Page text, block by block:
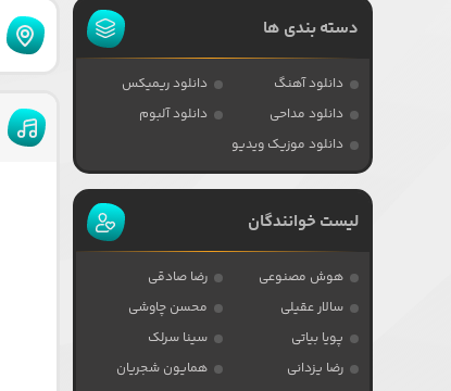
دسته بندی ها
دانلود آهنگ
دانلود ریمیکس
دانلود مداحی
دانلود آلبوم
دانلود موزیک ویدیو
لیست خوانندگان
هوش مصنوعی
رضا صادقی
سالار عقیلی
محسن چاوشی
پویا بیاتی
سینا سرلک
رضا یزدانی
همایون شجریان